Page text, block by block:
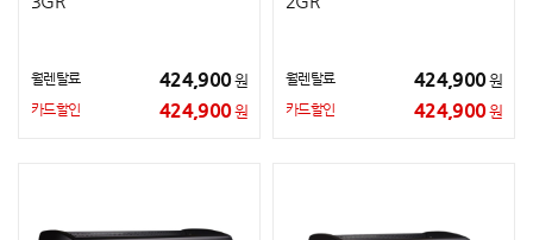
월렌탈료 424,900원
카드할인 424,900원
월렌탈료 424,900원
카드할인 424,900원